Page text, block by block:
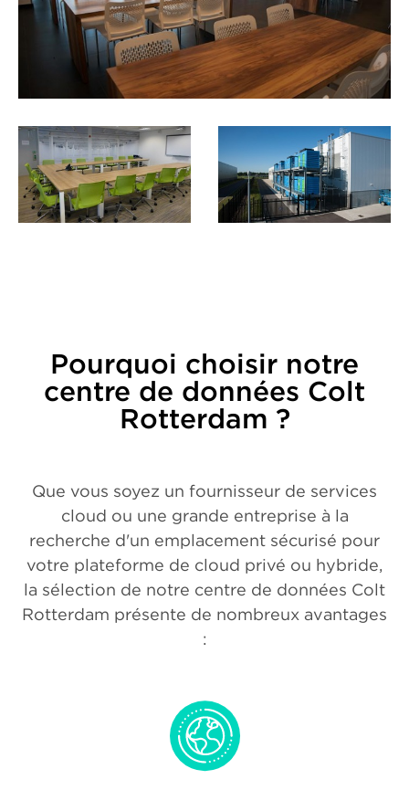
Pourquoi choisir notre
centre de données Colt
Rotterdam ?
Que vous soyez un fournisseur de services
cloud ou une grande entreprise à la
recherche d'un emplacement sécurisé pour
votre plateforme de cloud privé ou hybride,
la sélection de notre centre de données Colt
Rotterdam présente de nombreux avantages
: